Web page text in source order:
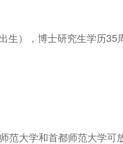
生），博士研究生学历35
范大学和首都师范大学可